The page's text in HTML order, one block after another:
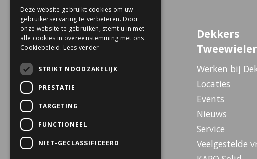
Experience Center
Wanssum
5861 CZ Wanssum
Herkenbosserweg 15
6063 NL Vlodrop
Dekkers Valkenburg
Dekkers
Werken bij
Locaties
Events
Nieuws
Service
Veelgestelde
Deze website gebruikt cookies om uw
gebruikerservaring te verbeteren. Door
onze website te gebruiken, stemt u in met
alle cookies in overeenstemming met ons
Cookiebeleid. Lees verder
STRIKT NOODZAKELIJK
PRESTATIE
TARGETING
FUNCTIONEEL
NIET-GECLASSIFICEERD